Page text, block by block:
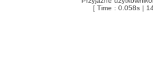
[ Time : 0.058s |